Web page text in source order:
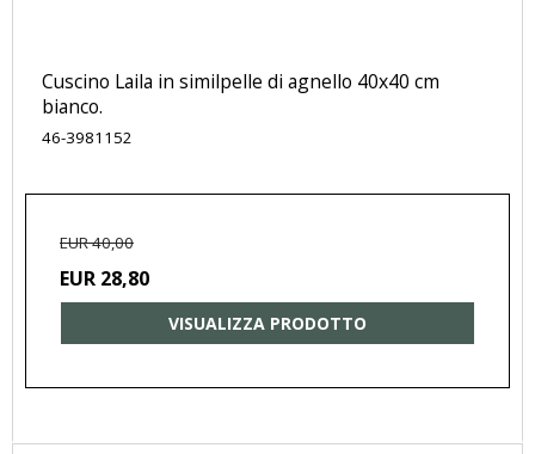
Cuscino Laila in similpelle di agnello 40x40 cm
bianco.
46-3981152
EUR 40,00
EUR 28,80
VISUALIZZA PRODOTTO